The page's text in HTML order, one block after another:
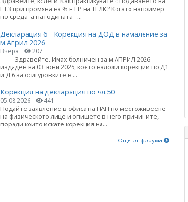
ЕТЗ при промяна на % в ЕР на ТЕЛК? Когато например
по средата на годината - ...
Декларация 6 - Корекция на ДОД в намаление за
м.Април 2026
Вчера 207
Здравейте, Имах болничен за м.АПРИЛ 2026
издаден на 03 юни 2026, което наложи корекции по Д1
и Д 6 за осигуровките в ...
Корекция на декларация по чл.50
05.08.2026 441
Подайте заявление в офиса на НАП по местоживеене
на физическото лице и опишете в него причините,
поради които искате корекция на...
Още от форума